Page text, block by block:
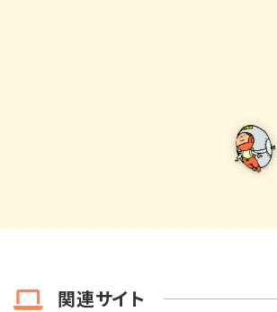
関連サイト